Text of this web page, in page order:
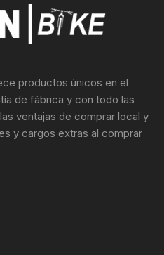
productos únicos en el
de fábrica y con todo las
ventajas de comprar local y
y cargos extras al comprar